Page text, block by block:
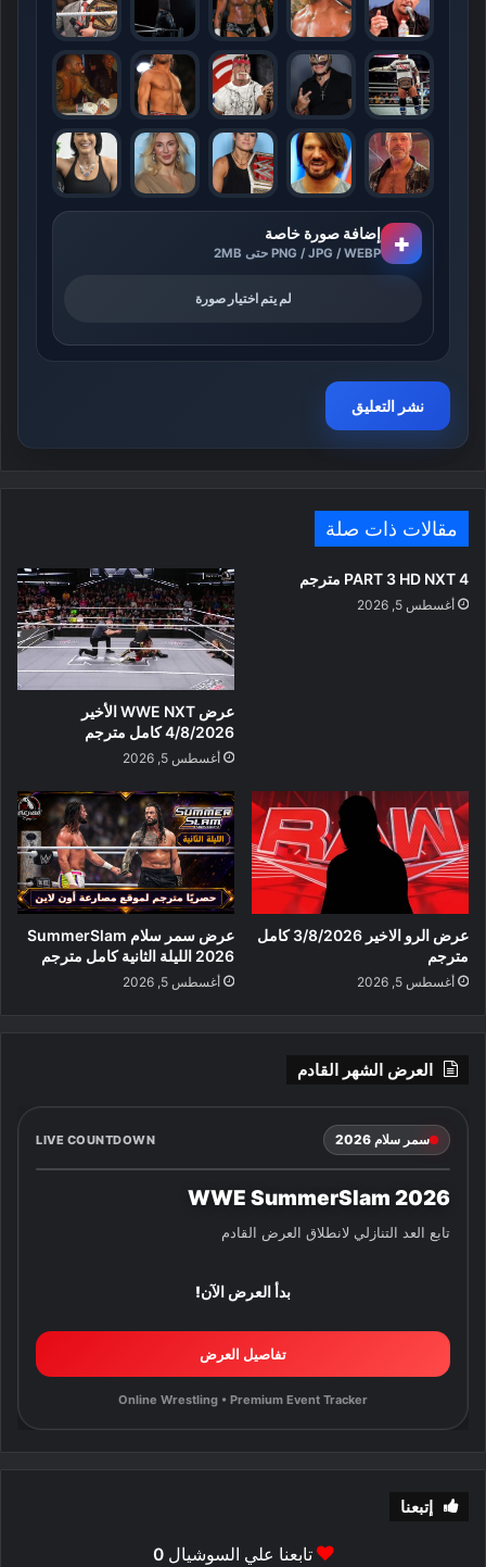
+ إضافة صورة خاصة
PNG / JPG / WEBP حتى 2MB
لم يتم اختيار صورة
مقالات ذات صلة
PART 3 HD NXT 4 مترجم
أغسطس 5, 2026
عرض WWE NXT الأخير
4/8/2026 كامل مترجم
أغسطس 5, 2026
عرض الرو الاخير 3/8/2026 كامل
مترجم
أغسطس 5, 2026
عرض سمر سلام SummerSlam
2026 الليلة الثانية كامل مترجم
أغسطس 5, 2026
العرض الشهر القادم
سمر سلام 2026 LIVE COUNTDOWN
WWE SummerSlam 2026
تابع العد التنازلي لانطلاق العرض القادم
بدأ العرض الآن!
تفاصيل العرض
Online Wrestling • Premium Event Tracker
إتبعنا
تابعنا علي السوشيال0